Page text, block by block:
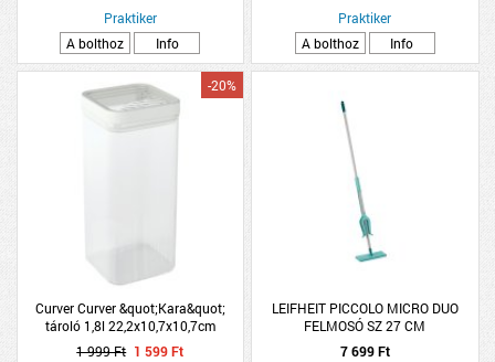
Praktiker
A bolthoz
Info
Praktiker
A bolthoz
Info
Curver Curver &quot;Kara&quot;
tároló 1,8l 22,2x10,7x10,7cm
műanyag
-20%
1 999 Ft 1 599 Ft
LEIFHEIT PICCOLO MICRO DUO
FELMOSÓ SZ 27 CM
7 699 Ft